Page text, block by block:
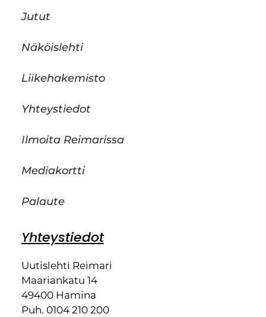
Jutut
Näköislehti
Liikehakemisto
Yhteystiedot
Ilmoita Reimarissa
Mediakortti
Palaute
Yhteystiedot
Uutislehti Reimari
Maariankatu 14
49400 Hamina
Puh. 0104 210 200